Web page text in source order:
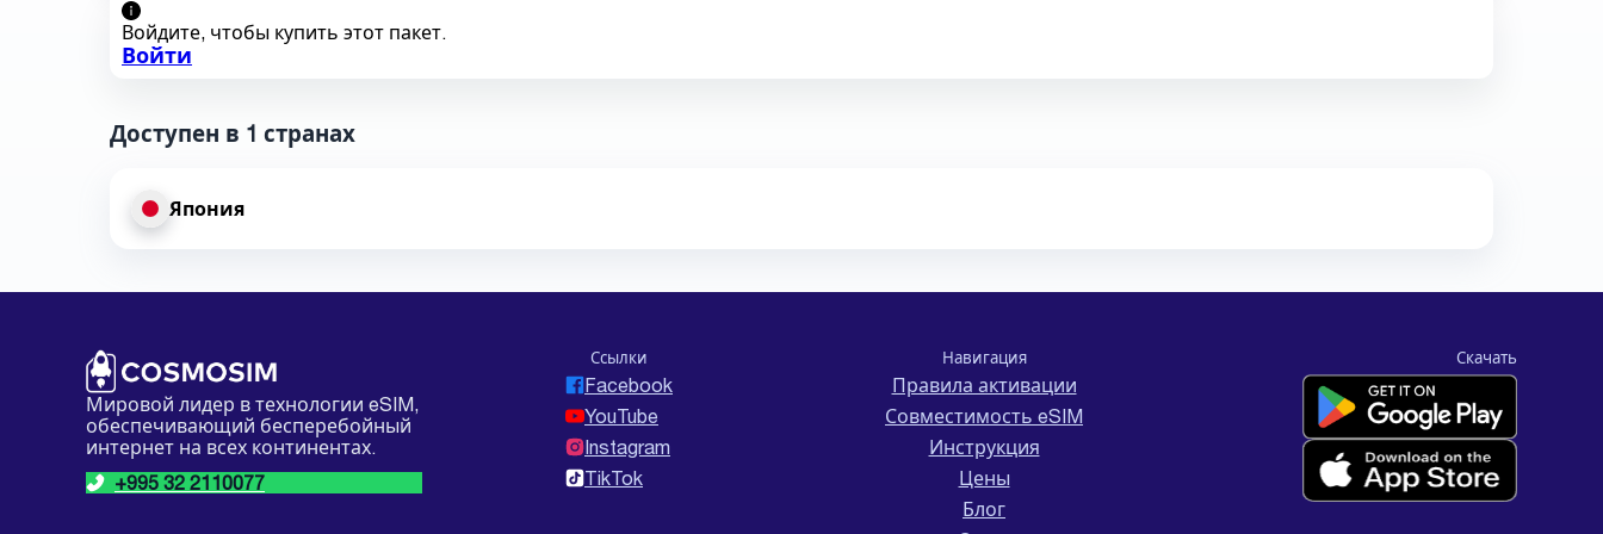
Войдите, чтобы купить этот пакет.
Войти
Доступен в 1 странах
Япония
Мировой лидер в технологии eSIM,
обеспечивающий бесперебойный
интернет на всех континентах.
+995 32 2110077
Ссылки
Facebook
YouTube
Instagram
TikTok
Навигация
Правила активации
Совместимость eSIM
Инструкция
Цены
Блог
Скачать